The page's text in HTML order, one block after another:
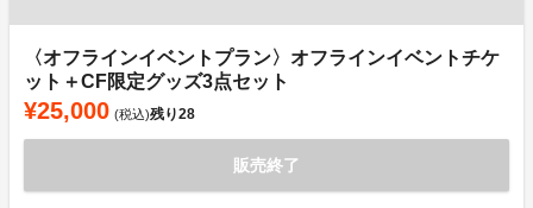
〈オフラインイベントプラン〉オフラインイベントチケ
ット＋CF限定グッズ3点セット
¥25,000 (税込)残り28
販売終了